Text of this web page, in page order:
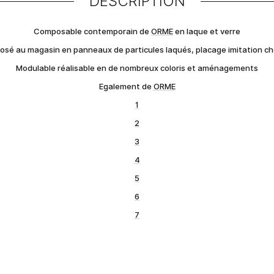
Composable contemporain de ORMEen laque et verre
au magasin en panneaux de particules laqués, placage imitation
Modulable réalisable en de nombreux coloris et aménagements
Egalement de ORME
1
2
3
4
5
6
7